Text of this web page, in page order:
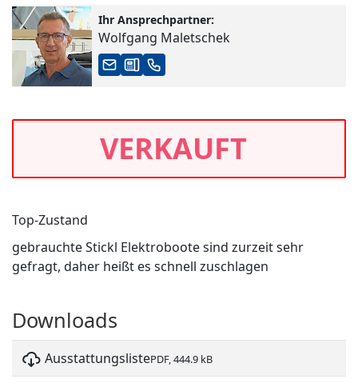
Ihr Ansprechpartner:
Wolfgang Maletschek
VERKAUFT
Top-Zustand
gebrauchte Stickl Elektroboote sind zurzeit sehr
gefragt, daher heißt es schnell zuschlagen
Downloads
AusstattungslistePDF, 444.9 kB